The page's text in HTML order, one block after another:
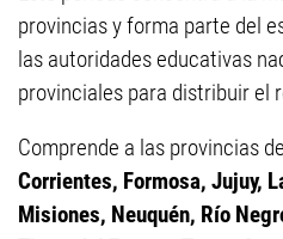
provincias y forma parte del
las autoridades educativas
provinciales para distribuir el
Comprende a las provincias
Corrientes, Formosa, Jujuy,
Misiones, Neuquén, Río